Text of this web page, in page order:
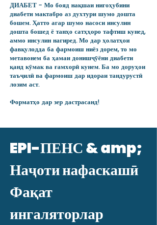
ДИАБЕТ - Мо бояд нақшаи нигоҳубини
диабети мактабро аз духтури шумо дошта
бошем. Ҳатто агар шумо насоси инсулин
дошта бошед ё танҳо сатҳҳоро тафтиш кунед,
аммо инсулин нагиред. Мо дар ҳолатҳои
фавқулодда ба фармоиш ниёз дорем, то мо
метавонем ба ҳамаи донишҷӯёни диабети
қанд кӯмак ва ғамхорӣ кунем. Ба мо доруҳои
таъҷилӣ ва фармоиш дар идораи тандурустӣ
лозим аст.
Форматҳо дар зер дастрасанд!
EPI-ПЕНС & amp;
Наҷоти нафаскашӣ
Фақат
ингаляторлар